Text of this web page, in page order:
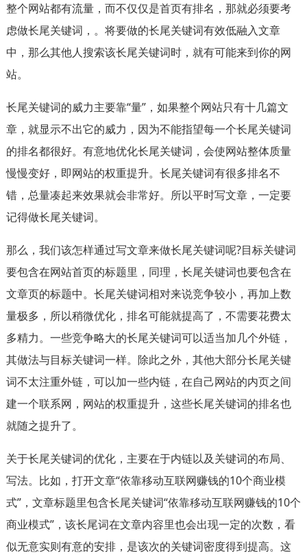
整个网站都有流量，而不仅仅是首页有排名，那就必须要考
虑做长尾关键词，。将要做的长尾关键词有效低融入文章
中，那么其他人搜索该长尾关键词时，就有可能来到你的网
站。
长尾关键词的威力主要靠“量”，如果整个网站只有十几篇文
章，就显示不出它的威力，因为不能指望每一个长尾关键词
的排名都很好。有意地优化长尾关键词，会使网站整体质量
慢慢变好，即网站的权重提升。长尾关键词有很多排名不
错，总量凑起来效果就会非常好。所以平时写文章，一定要
记得做长尾关键词。
那么，我们该怎样通过写文章来做长尾关键词呢?目标关键词
要包含在网站首页的标题里，同理，长尾关键词也要包含在
文章页的标题中。长尾关键词相对来说竞争较小，再加上数
量极多，所以稍微优化，排名可能就提高了，不需要花费太
多精力。一些竞争略大的长尾关键词可以适当加几个外链，
其做法与目标关键词一样。除此之外，其他大部分长尾关键
词不太注重外链，可以加一些内链，在自己网站的内页之间
建一个联系网，网站的权重提升，这些长尾关键词的排名也
就随之提升了。
关于长尾关键词的优化，主要在于内链以及关键词的布局、
写法。比如，打开文章“依靠移动互联网赚钱的10个商业模
式”，文章标题里包含长尾关键词“依靠移动互联网赚钱的10个
商业模式”，该长尾词在文章内容里也会出现一定的次数，看
似无意实则有意的安排，是该次的关键词密度得到提高。这